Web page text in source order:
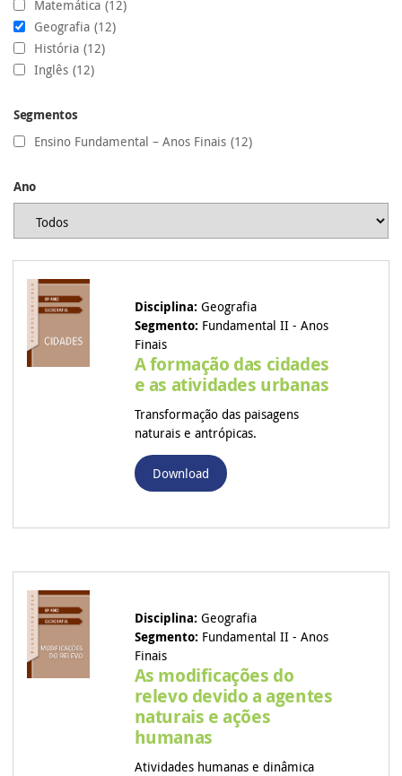
Matemática (12)
Geografia (12)
História (12)
Inglês (12)
Segmentos
Ensino Fundamental – Anos Finais (12)
Ano
Disciplina: Geografia
Segmento: Fundamental II - Anos
Finais
A formação das cidades
e as atividades urbanas
Transformação das paisagens
naturais e antrópicas.
Download
Disciplina: Geografia
Segmento: Fundamental II - Anos
Finais
As modificações do
relevo devido a agentes
naturais e ações
humanas
Atividades humanas e dinâmica